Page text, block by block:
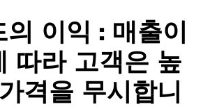
의 이익 : 매출이
따라 고객은 높
격을 무시합니